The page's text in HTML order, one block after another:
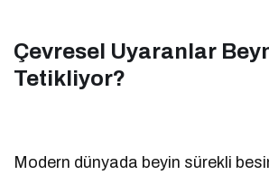
Çevresel Uyaranlar
Tetikliyor?
Modern dünyada beyin sürekli